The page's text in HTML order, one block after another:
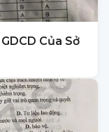
Của Sở